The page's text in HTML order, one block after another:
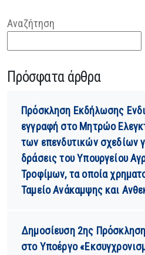
Αναζήτηση
Πρόσφατα άρθρα
Πρόσκληση Εκδήλωσης
εγγραφή στο Μητρώο
των επενδυτικών σχεδίων
δράσεις του Υπουργείου
Τροφίμων, τα οποία
Ταμείο Ανάκαμψης και
Δημοσίευση 2ης
στο Υποέργο